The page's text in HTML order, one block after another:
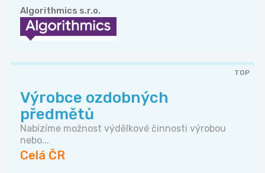
Algorithmics s.r.o.
TOP
Výrobce ozdobných
předmětů
Nabízíme možnost výdělkové činnosti výrobou
nebo...
Celá ČR